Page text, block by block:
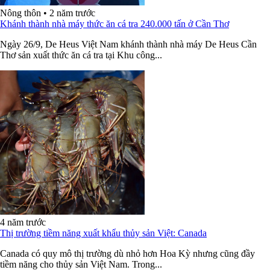
Nông thôn • 2 năm trước
Khánh thành nhà máy thức ăn cá tra 240.000 tấn ở Cần Thơ
Ngày 26/9, De Heus Việt Nam khánh thành nhà máy De Heus Cần
Thơ sản xuất thức ăn cá tra tại Khu công...
4 năm trước
Thị trường tiềm năng xuất khẩu thủy sản Việt: Canada
Canada có quy mô thị trường dù nhỏ hơn Hoa Kỳ nhưng cũng đầy
tiềm năng cho thủy sản Việt Nam. Trong...